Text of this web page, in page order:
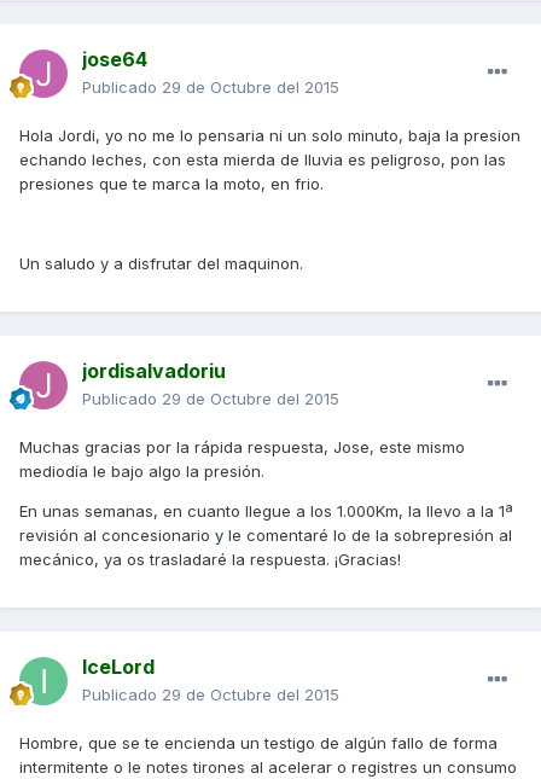
jose64
Publicado 29 de Octubre del 2015
Hola Jordi, yo no me lo pensaria ni un solo minuto, baja la presion
echando leches, con esta mierda de lluvia es peligroso, pon las
presiones que te marca la moto, en frio.
Un saludo y a disfrutar del maquinon.
jordisalvadoriu
Publicado 29 de Octubre del 2015
Muchas gracias por la rápida respuesta, Jose, este mismo
mediodía le bajo algo la presión.
En unas semanas, en cuanto llegue a los 1.000Km, la llevo a la 1ª
revisión al concesionario y le comentaré lo de la sobrepresión al
mecánico, ya os trasladaré la respuesta. ¡Gracias!
IceLord
Publicado 29 de Octubre del 2015
Hombre, que se te encienda un testigo de algún fallo de forma
intermitente o le notes tirones al acelerar o registres un consumo